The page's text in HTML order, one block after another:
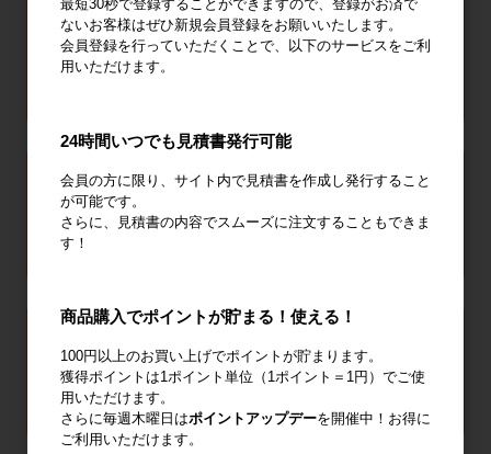
最短30秒で登録することができますので、登録がお済で
ないお客様はぜひ新規会員登録をお願いいたします。
会員登録を行っていただくことで、以下のサービスをご利
用いただけます。
24時間いつでも見積書発行可能
会員の方に限り、サイト内で見積書を作成し発行すること
が可能です。
さらに、見積書の内容でスムーズに注文することもできま
す！
商品購入でポイントが貯まる！使える！
100円以上のお買い上げでポイントが貯まります。
獲得ポイントは1ポイント単位（1ポイント＝1円）でご使
用いただけます。
さらに毎週木曜日はポイントアップデーを開催中！お得に
ご利用いただけます。